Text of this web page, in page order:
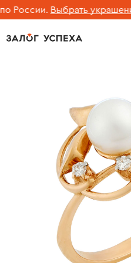
России. Выбрать украшение